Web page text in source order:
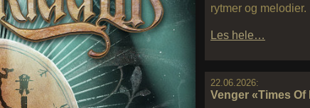
rytmer og melodier.
Les hele…
22.06.2026:
Venger «Times Of